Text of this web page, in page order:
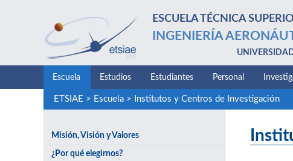
ESCUELA TÉCNICA
INGENIERÍA
Escuela Estudios Estudiantes Personal
ETSIAE > Escuela> Institutos y Centros de Investigación
Misión, Visión y Valores
¿Por qué elegirnos?